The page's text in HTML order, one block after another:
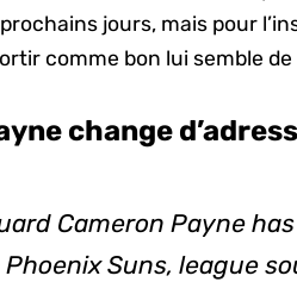
jours, mais pour
comme bon lui semble
change
Cameron Payne
Suns, league